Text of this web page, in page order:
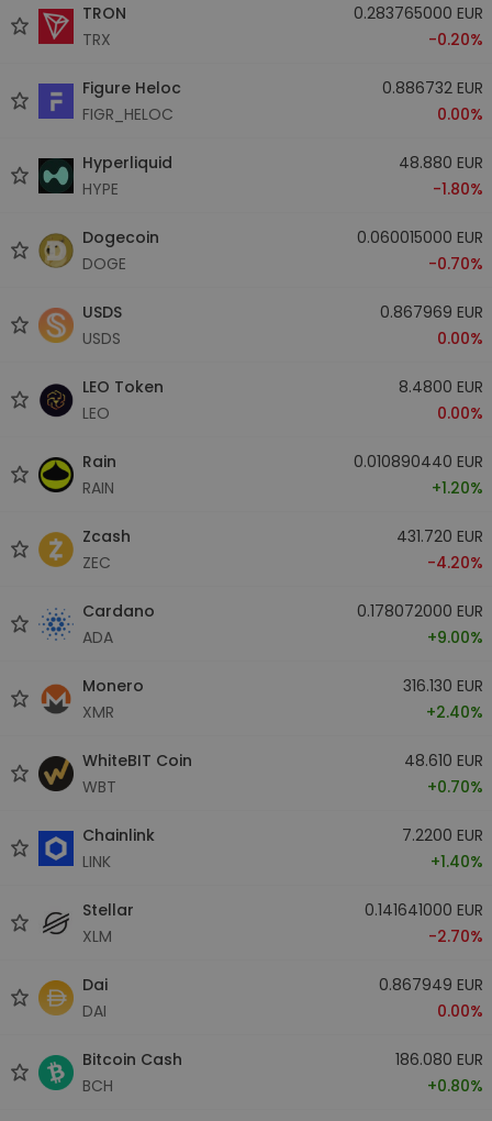
TRON
TRX
0.283765000 EUR
-0.20%
Figure Heloc
FIGR_HELOC
0.886732 EUR
0.00%
Hyperliquid
HYPE
48.880 EUR
-1.80%
Dogecoin
DOGE
0.060015000 EUR
-0.70%
USDS
USDS
0.867969 EUR
0.00%
LEO Token
LEO
8.4800 EUR
0.00%
Rain
RAIN
0.010890440 EUR
+1.20%
Zcash
ZEC
431.720 EUR
-4.20%
Cardano
ADA
0.178072000 EUR
+9.00%
Monero
XMR
316.130 EUR
+2.40%
WhiteBIT Coin
WBT
48.610 EUR
+0.70%
Chainlink
LINK
7.2200 EUR
+1.40%
Stellar
XLM
0.141641000 EUR
-2.70%
Dai
DAI
0.867949 EUR
0.00%
Bitcoin Cash
BCH
186.080 EUR
+0.80%